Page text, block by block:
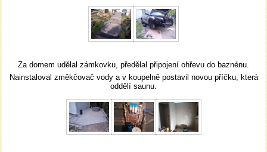
Za domem udělal zámkovku, předělal připojení ohřevu do baznénu.
Nainstaloval změkčovač vody a v koupelně postavil novou příčku, která
oddělí saunu.